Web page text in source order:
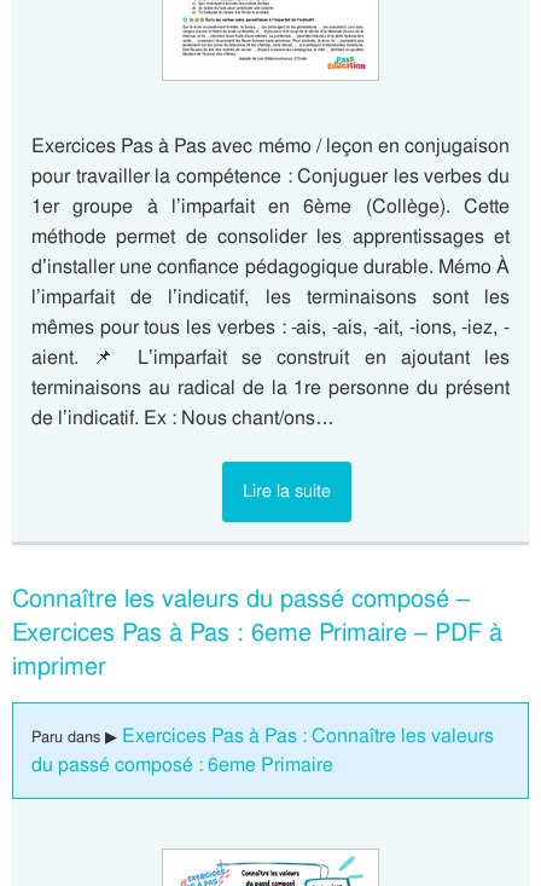
Exercices Pas à Pas avec mémo / leçon en conjugaison
pour travailler la compétence : Conjuguer les verbes du
1er groupe à l’imparfait en 6ème (Collège). Cette
méthode permet de consolider les apprentissages et
d’installer une confiance pédagogique durable. Mémo À
l’imparfait de l’indicatif, les terminaisons sont les
mêmes pour tous les verbes : -ais, -ais, -ait, -ions, -iez, -
aient. 📌 L’imparfait se construit en ajoutant les
terminaisons au radical de la 1re personne du présent
de l’indicatif. Ex : Nous chant/ons…
Lire la suite
Connaître les valeurs du passé composé –
Exercices Pas à Pas : 6eme Primaire – PDF à
imprimer
Paru dans ▶ Exercices Pas à Pas : Connaître les valeurs
du passé composé : 6eme Primaire